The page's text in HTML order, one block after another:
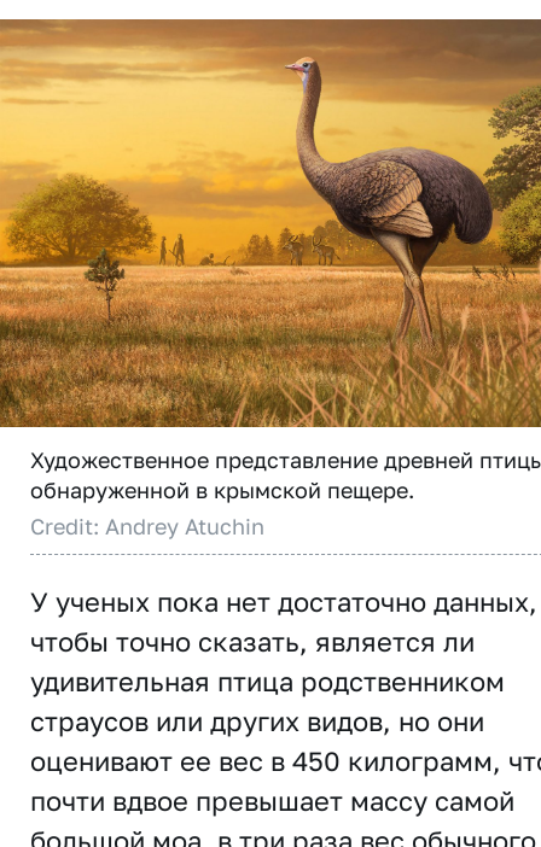
Художественное представление древней
обнаруженной в крымской пещере.
Credit: Andrey Atuchin
У ученых пока нет достаточно данных,
чтобы точно сказать, является ли
удивительная птица родственником
страусов или других видов, но они
оценивают ее вес в 450 килограмм,
почти вдвое превышает массу самой